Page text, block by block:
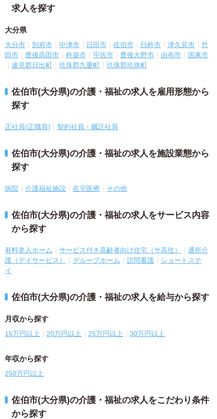
求人を探す
大分県
大分市 別府市 中津市 日田市 佐伯市 臼杵市 津久見市
竹
田市
豊後高田市 杵築市 宇佐市 豊後大野市 由布市
国東市
速見郡日出町
玖珠郡九重町 玖珠郡玖珠町
佐伯市(大分県)の介護・福祉の求人を雇用形態から
探す
正社員(正職員) 契約社員・嘱託社員
佐伯市(大分県)の介護・福祉の求人を施設業態から
探す
病院 介護福祉施設 在宅医療 その他
佐伯市(大分県)の介護・福祉の求人をサービス内容
から探す
有料老人ホーム サービス付き高齢者向け住宅（サ高住）
通所介
護（デイサービス）
グループホーム 訪問看護
ショートステ
イ
佐伯市(大分県)の介護・福祉の求人を給与から探す
月収から探す
15万円以上 20万円以上 25万円以上 30万円以上
年収から探す
250万円以上
佐伯市(大分県)の介護・福祉の求人をこだわり条件
から探す